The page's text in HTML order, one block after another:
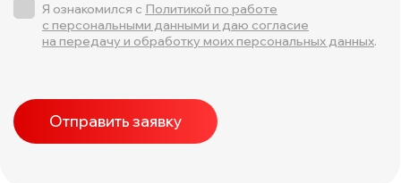
Я ознакомился с Политикой по работе
с персональными данными и даю согласие
на передачу и обработку моих персональных данных.
Отправить заявку